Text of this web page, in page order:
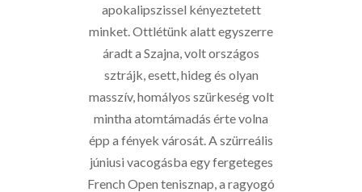
apokalipszissel kényeztetett
minket. Ottlétünk alatt egyszerre
áradt a Szajna, volt országos
sztrájk, esett, hideg és olyan
masszív, homályos szürkeség volt
mintha atomtámadás érte volna
épp a fények városát. A szürreális
júniusi vacogásba egy fergeteges
French Open tenisznap, a ragyogó